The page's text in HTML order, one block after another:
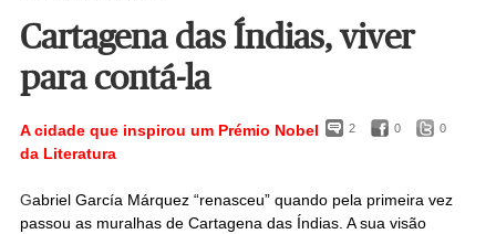
Cartagena das Índias, viver
para contá-la
2 0 0
A cidade que inspirou um Prémio Nobel
da Literatura
Gabriel García Márquez “renasceu” quando pela primeira vez
passou as muralhas de Cartagena das Índias. A sua visão